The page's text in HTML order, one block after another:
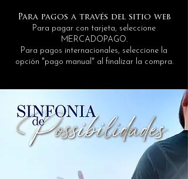
Para pagos a través del sitio web
Para pagar con tarjeta, seleccione
MERCADOPAGO.
Para pagos internacionales, seleccione la
opción "pago manual" al finalizar la compra.